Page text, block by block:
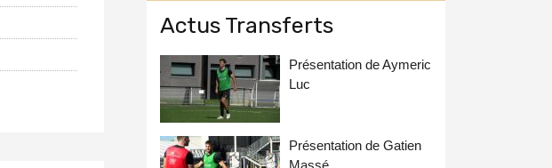
Actus Transferts
Présentation de Aymeric
Luc
Présentation de Gatien
Massé